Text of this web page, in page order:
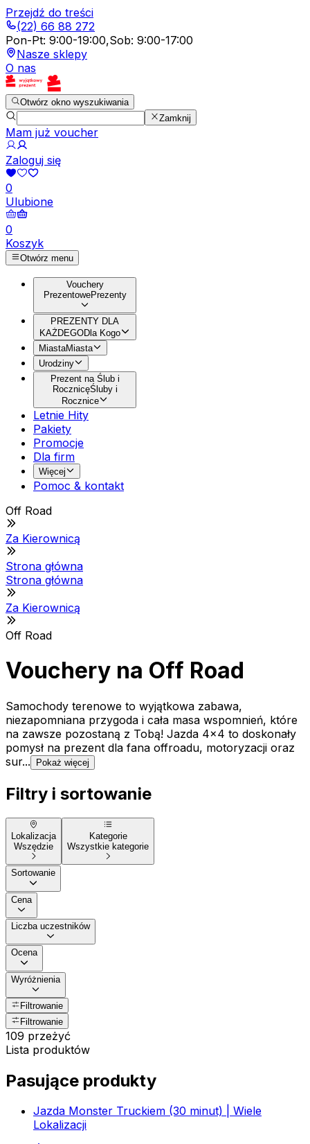
Przejdź do treści
(22) 66 88 272
Pon-Pt: 9:00-19:00,Sob: 9:00-17:00
Nasze sklepy
O nas
Otwórz okno wyszukiwania
Zamknij
Mam już voucher
Zaloguj się
0
Ulubione
0
Koszyk
Otwórz menu
Vouchery
PrezentowePrezenty
PREZENTY DLA
KAŻDEGODla Kogo
MiastaMiasta
Urodziny
Prezent na Ślub i
RocznicęŚluby i
Rocznice
Letnie Hity
Pakiety
Promocje
Dla firm
Więcej
Pomoc & kontakt
Off Road
Za Kierownicą
Strona główna
Strona główna
Za Kierownicą
Off Road
Vouchery na Off Road
Samochody terenowe to wyjątkowa zabawa,
niezapomniana przygoda i cała masa wspomnień, które
na zawsze pozostaną z Tobą! Jazda 4x4 to doskonały
pomysł na prezent dla fana offroadu, motoryzacji oraz
sur...
Pokaż więcej
Filtry i sortowanie
Lokalizacja
Wszędzie
Kategorie
Wszystkie kategorie
Sortowanie
Cena
Liczba uczestników
Ocena
Wyróżnienia
Filtrowanie
Filtrowanie
109 przeżyć
Lista produktów
Pasujące produkty
Jazda Monster Truckiem (30 minut) | Wiele
Lokalizacji